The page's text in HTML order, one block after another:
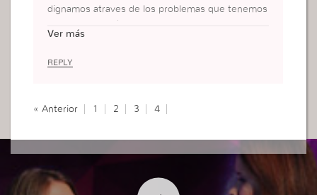
dignamos atraves de los problemas que tenemos
Ver más
REPLY
« Anterior 1 2 3 4